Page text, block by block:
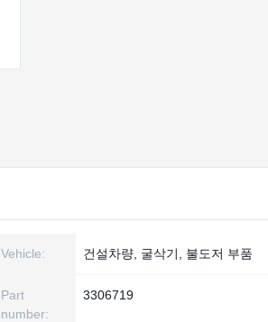
Vehicle: 건설차량, 굴삭기, 불도저 부품
Part
number:
3306719